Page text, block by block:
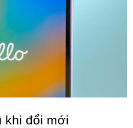
khi đổi mới